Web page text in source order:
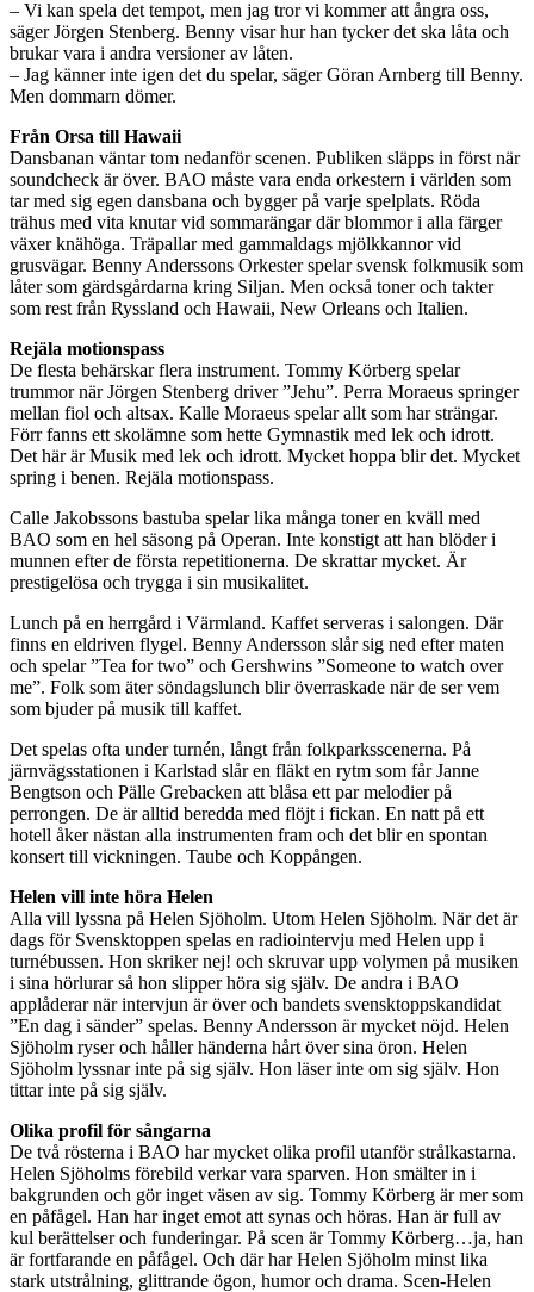
– Vi kan spela det tempot, men jag tror vi kommer att ångra oss,
säger Jörgen Stenberg. Benny visar hur han tycker det ska låta och
brukar vara i andra versioner av låten.
– Jag känner inte igen det du spelar, säger Göran Arnberg till Benny.
Men dommarn dömer.
Från Orsa till Hawaii
Dansbanan väntar tom nedanför scenen. Publiken släpps in först när
soundcheck är över. BAO måste vara enda orkestern i världen som
tar med sig egen dansbana och bygger på varje spelplats. Röda
trähus med vita knutar vid sommarängar där blommor i alla färger
växer knähöga. Träpallar med gammaldags mjölkkannor vid
grusvägar. Benny Anderssons Orkester spelar svensk folkmusik som
låter som gärdsgårdarna kring Siljan. Men också toner och takter
som rest från Ryssland och Hawaii, New Orleans och Italien.
Rejäla motionspass
De flesta behärskar flera instrument. Tommy Körberg spelar
trummor när Jörgen Stenberg driver ”Jehu”. Perra Moraeus springer
mellan fiol och altsax. Kalle Moraeus spelar allt som har strängar.
Förr fanns ett skolämne som hette Gymnastik med lek och idrott.
Det här är Musik med lek och idrott. Mycket hoppa blir det. Mycket
spring i benen. Rejäla motionspass.
Calle Jakobssons bastuba spelar lika många toner en kväll med
BAO som en hel säsong på Operan. Inte konstigt att han blöder i
munnen efter de första repetitionerna. De skrattar mycket. Är
prestigelösa och trygga i sin musikalitet.
Lunch på en herrgård i Värmland. Kaffet serveras i salongen. Där
finns en eldriven flygel. Benny Andersson slår sig ned efter maten
och spelar ”Tea for two” och Gershwins ”Someone to watch over
me”. Folk som äter söndagslunch blir överraskade när de ser vem
som bjuder på musik till kaffet.
Det spelas ofta under turnén, långt från folkparksscenerna. På
järnvägsstationen i Karlstad slår en fläkt en rytm som får Janne
Bengtson och Pälle Grebacken att blåsa ett par melodier på
perrongen. De är alltid beredda med flöjt i fickan. En natt på ett
hotell åker nästan alla instrumenten fram och det blir en spontan
konsert till vickningen. Taube och Koppången.
Helen vill inte höra Helen
Alla vill lyssna på Helen Sjöholm. Utom Helen Sjöholm. När det är
dags för Svensktoppen spelas en radiointervju med Helen upp i
turnébussen. Hon skriker nej! och skruvar upp volymen på musiken
i sina hörlurar så hon slipper höra sig själv. De andra i BAO
applåderar när intervjun är över och bandets svensktoppskandidat
”En dag i sänder” spelas. Benny Andersson är mycket nöjd. Helen
Sjöholm ryser och håller händerna hårt över sina öron. Helen
Sjöholm lyssnar inte på sig själv. Hon läser inte om sig själv. Hon
tittar inte på sig själv.
Olika profil för sångarna
De två rösterna i BAO har mycket olika profil utanför strålkastarna.
Helen Sjöholms förebild verkar vara sparven. Hon smälter in i
bakgrunden och gör inget väsen av sig. Tommy Körberg är mer som
en påfågel. Han har inget emot att synas och höras. Han är full av
kul berättelser och funderingar. På scen är Tommy Körberg…ja, han
är fortfarande en påfågel. Och där har Helen Sjöholm minst lika
stark utstrålning, glittrande ögon, humor och drama. Scen-Helen